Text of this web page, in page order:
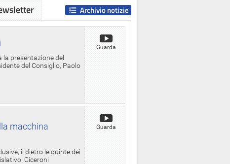
la presentazione del
del Consiglio, Paolo
Guarda
macchina
il dietro le quinte dei
Ciceroni
Guarda
Archivio notizie